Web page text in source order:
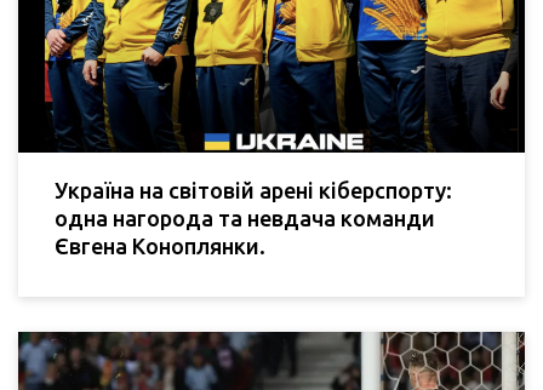
Україна на світовій арені кіберспорту:
одна нагорода та невдача команди
Євгена Коноплянки.